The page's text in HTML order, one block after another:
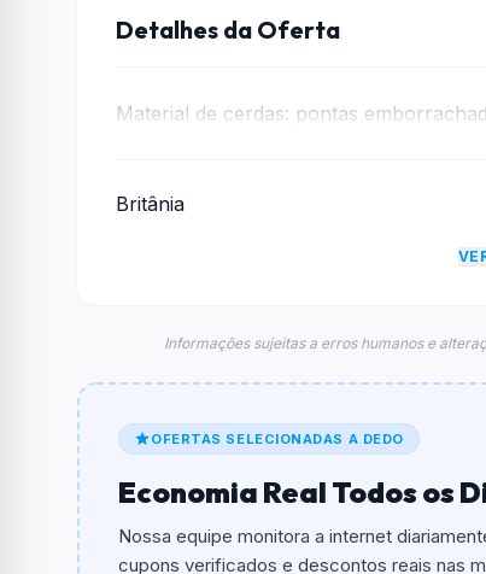
Detalhes da Oferta
Material de cerdas: pontas
Britânia
Informações sujeitas a erros humanos e
OFERTAS SELECIONADAS A DEDO
Economia Real Todos os
Nossa equipe monitora a internet
cupons verificados e descontos reais nas